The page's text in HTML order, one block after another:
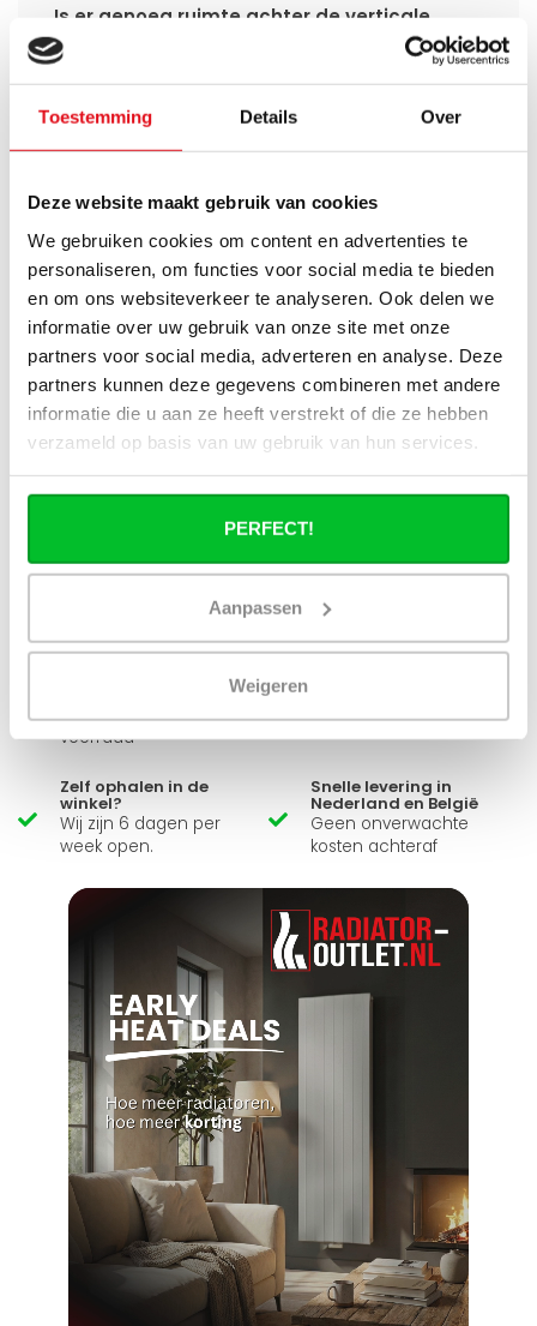
Toestemming Details Over
Deze website maakt gebruik van cookies
We gebruiken cookies om content en advertenties te
personaliseren, om functies voor social media te bieden
en om ons websiteverkeer te analyseren. Ook delen we
informatie over uw gebruik van onze site met onze
partners voor social media, adverteren en analyse. Deze
partners kunnen deze gegevens combineren met andere
informatie die u aan ze heeft verstrekt of die ze hebben
verzameld op basis van uw gebruik van hun services.
PERFECT!
Aanpassen
Weigeren
Is er genoeg ruimte achter de verticale
radiator om leidingen door te trekken?
Kan ik mijn Smart thermostaatknop
aansluiten op de verticale radiatoren
van Radiator-Outlet?
Wat is de levertijd van een verticale
paneelradiator en wanneer ontvang ik
deze als ik een bestelling plaats?
Ik heb een (hybride) warmtepomp
installatie, kan ik alle radiatoren
gebruiken uit de website?
Heb je een vraag over dit product ?
Simon helpt je graag en kan al je vragen beantwoorden.
Levering uit eigen
voorraad
Niet goed = Geld terug
Zelf ophalen in de
winkel?
Wij zijn 6 dagen per
week open.
Snelle levering in
Nederland en België
Geen onverwachte
kosten achteraf